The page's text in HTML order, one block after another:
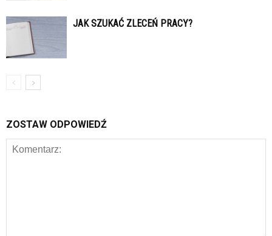
JAK SZUKAĆ ZLECEŃ PRACY?
ZOSTAW ODPOWIEDŹ